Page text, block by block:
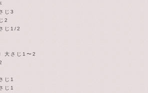
じ3
2
じ1/2
大さじ1〜2
じ1
じ1